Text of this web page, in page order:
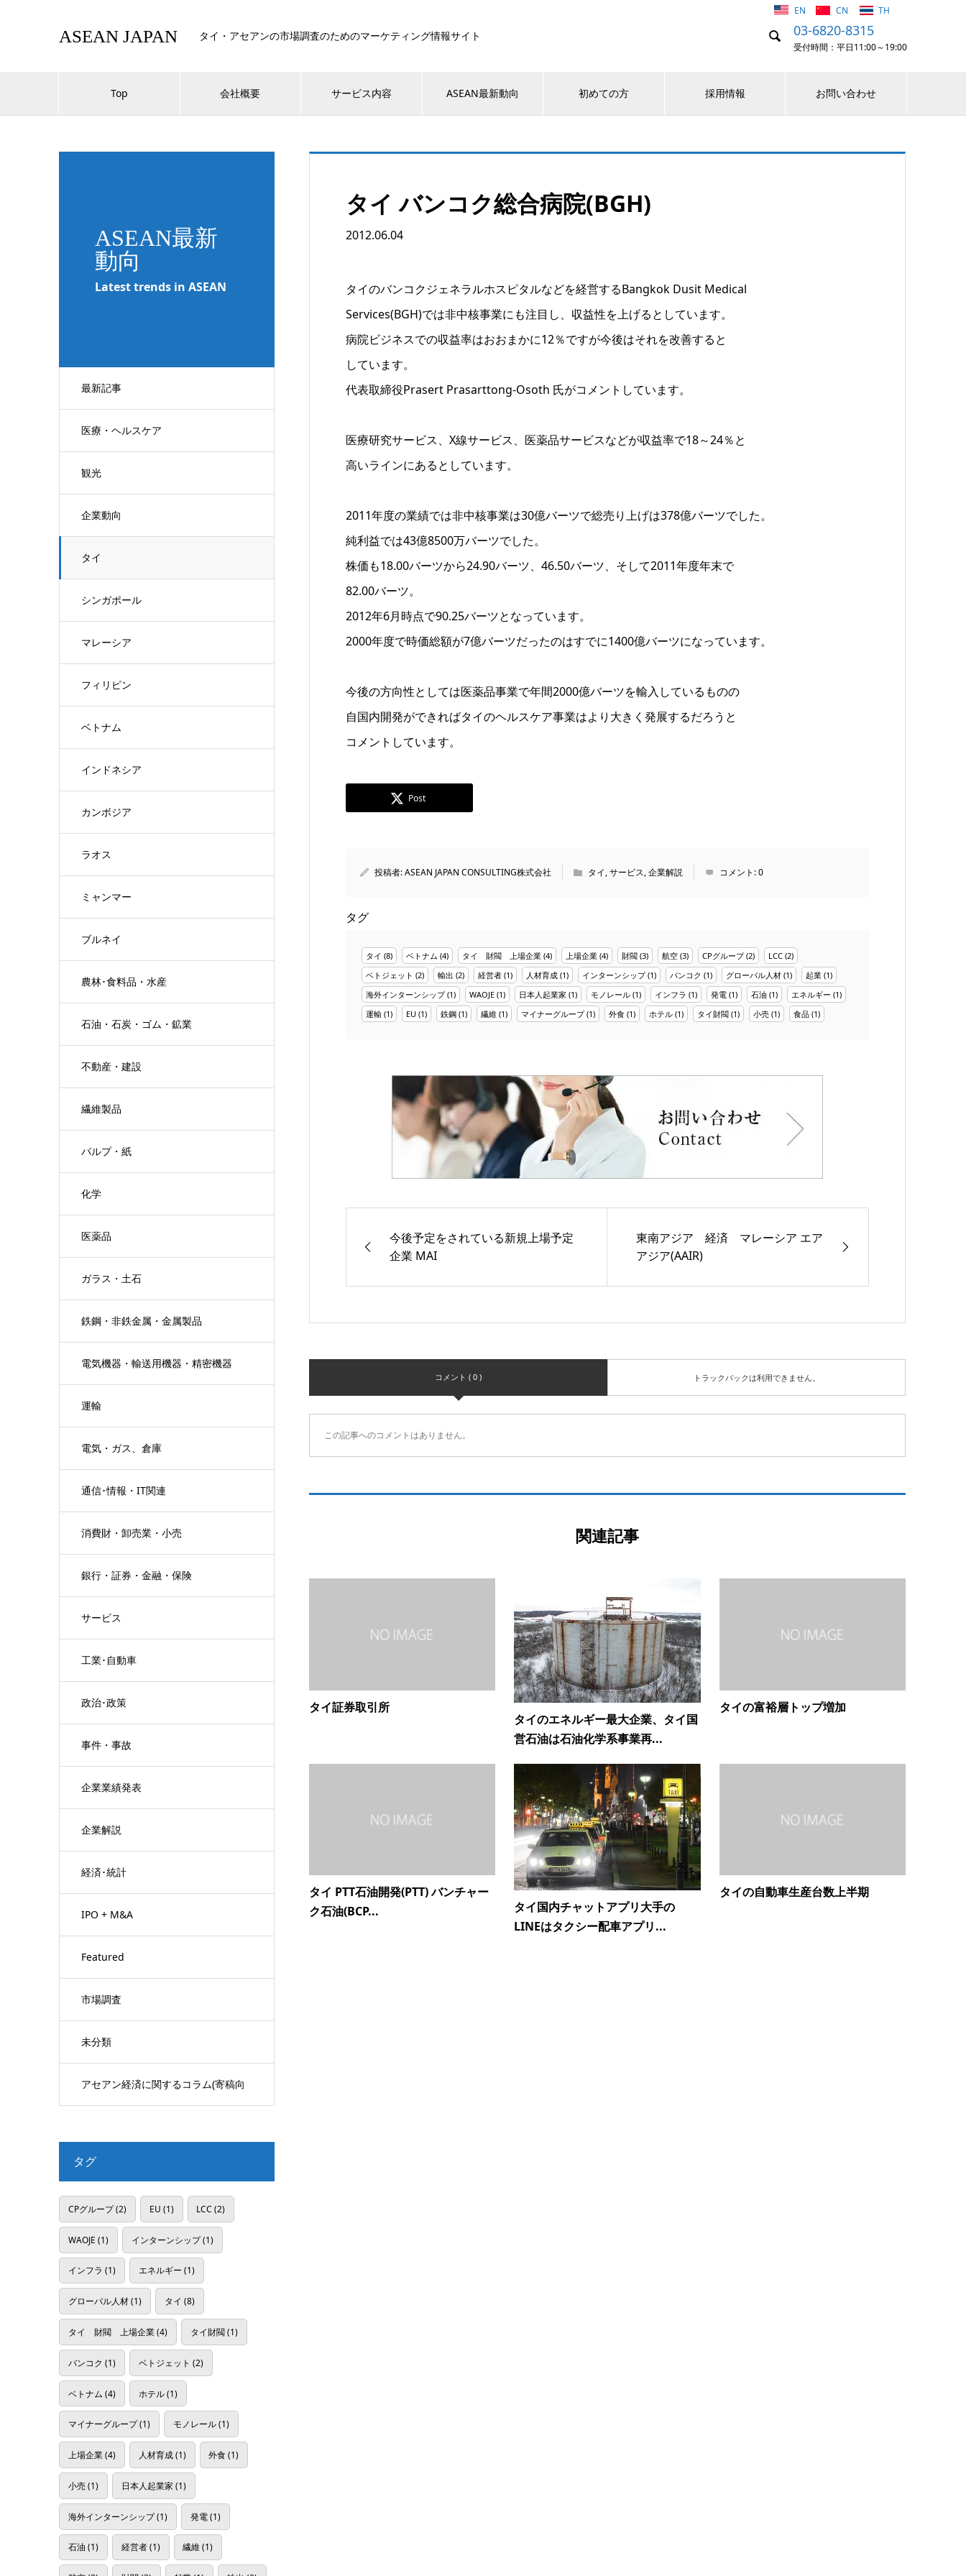
ASEAN JAPAN タイ・アセアンの市場調査のためのマーケティング情報サイト  03-6820-8315
受付時間：平日11:00～19:00
EN CN TH
Top 会社概要 サービス内容 ASEAN最新動向 初めての方 採用情報 お問い合わせ
ASEAN最新
動向
Latest trends in ASEAN
最新記事
医療・ヘルスケア
観光
企業動向
タイ
シンガポール
マレーシア
フィリピン
ベトナム
インドネシア
カンボジア
ラオス
ミャンマー
ブルネイ
農林･食料品・水産
石油・石炭・ゴム・鉱業
不動産・建設
繊維製品
パルプ・紙
化学
医薬品
ガラス・土石
鉄鋼・非鉄金属・金属製品
電気機器・輸送用機器・精密機器
運輸
電気・ガス、倉庫
通信･情報・IT関連
消費財・卸売業・小売
銀行・証券・金融・保険
サービス
工業･自動車
政治･政策
事件・事故
企業業績発表
企業解説
経済･統計
IPO + M&A
Featured
市場調査
未分類
アセアン経済に関するコラム(寄稿向
タイ バンコク総合病院(BGH)
2012.06.04
タイのバンコクジェネラルホスピタルなどを経営するBangkok Dusit Medical
Services(BGH)では非中核事業にも注目し、収益性を上げるとしています。
病院ビジネスでの収益率はおおまかに12％ですが今後はそれを改善すると
しています。
代表取締役Prasert Prasarttong-Osoth 氏がコメントしています。
医療研究サービス、X線サービス、医薬品サービスなどが収益率で18～24％と
高いラインにあるとしています。
2011年度の業績では非中核事業は30億バーツで総売り上げは378億バーツでした。
純利益では43億8500万バーツでした。
株価も18.00バーツから24.90バーツ、46.​​50バーツ、そして2011年度年末で
82.00バーツ。
2012年6月時点で90.25バーツとなっています。
2000年度で時価総額が7億バーツだったのはすでに1400億バーツになっています。
今後の方向性としては医薬品事業で年間2000億バーツを輸入しているものの
自国内開発ができればタイのヘルスケア事業はより大きく発展するだろうと
コメントしています。
Post
投稿者:ASEAN JAPAN CONSULTING株式会社 タイ,サービス,企業解説 コメント:0
タグ
タイ (8) ベトナム (4) タイ 財閥 上場企業 (4) 上場企業 (4) 財閥 (3) 航空 (3) CPグループ(2) LCC (2)
ベトジェット (2) 輸出 (2) 経営者 (1) 人材育成 (1) インターンシップ(1) バンコク (1) グローバル人材 (1) 起業 (1)
海外インターンシップ(1) WAOJE (1) 日本人起業家 (1) モノレール (1) インフラ (1) 発電 (1) 石油 (1) エネルギー (1)
運輸 (1) EU (1) 鉄鋼 (1) 繊維 (1) マイナーグループ(1) 外食 (1) ホテル (1) タイ財閥 (1) 小売 (1) 食品 (1)
今後予定をされている新規上場予定
企業 MAI
東南アジア 経済 マレーシア エア
アジア(AAIR)
コメント ( 0 ) トラックバックは利用できません。
この記事へのコメントはありません。
関連記事
タイ証券取引所
タイのエネルギー最大企業、タイ国
営石油は石油化学系事業再...
タイの富裕層トップ増加
タイ PTT石油開発(PTT) バンチャー
ク石油(BCP...
タイ国内チャットアプリ大手の
LINEはタクシー配車アプリ...
タイの自動車生産台数上半期
タグ
CPグループ(2) EU (1) LCC (2)
WAOJE (1) インターンシップ(1)
インフラ (1) エネルギー (1)
グローバル人材(1) タイ (8)
タイ 財閥 上場企業(4) タイ財閥(1)
バンコク (1) ベトジェット (2)
ベトナム (4) ホテル(1)
マイナーグループ(1) モノレール(1)
上場企業(4) 人材育成(1) 外食(1)
小売(1) 日本人起業家 (1)
海外インターンシップ(1) 発電(1)
石油 (1) 経営者(1) 繊維(1)